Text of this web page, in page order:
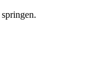
springen.